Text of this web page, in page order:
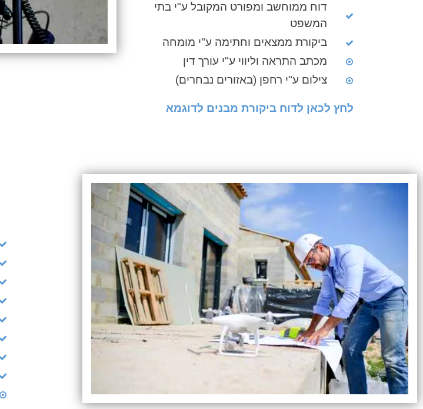
דוח ממוחשב ומפורט המקובל ע"י בתי
המשפט
ביקורת ממצאים וחתימה ע"י מומחה
מכתב התראה וליווי ע"י עורך דין
צילום ע"י רחפן (באזורים נבחרים)
לחץ לכאן לדוח ביקורת מבנים לדוגמא